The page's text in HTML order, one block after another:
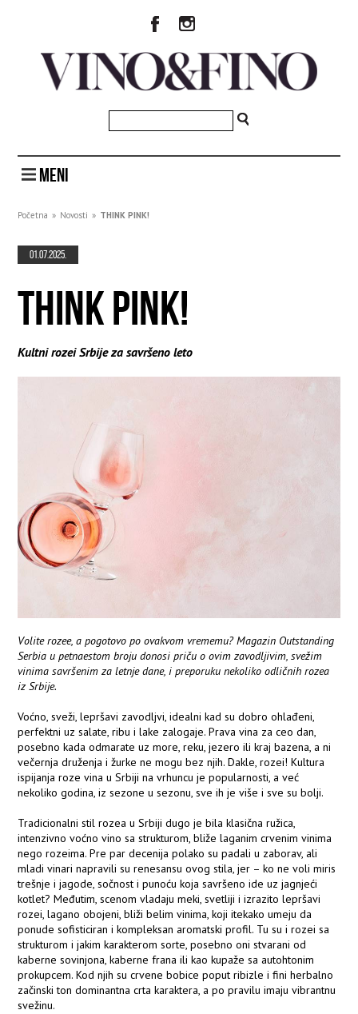
MENI
Početna » Novosti » THINK PINK!
01.07.2025.
THINK PINK!
Kultni rozei Srbije za savršeno leto
Volite rozee, a pogotovo po ovakvom vrememu? Magazin Outstanding
Serbia u petnaestom broju donosi priču o ovim zavodljivim, svežim
vinima savršenim za letnje dane, i preporuku nekoliko odličnih rozea
iz Srbije.
Voćno, sveži, lepršavi zavodljvi, idealni kad su dobro ohlađeni,
perfektni uz salate, ribu i lake zalogaje. Prava vina za ceo dan,
posebno kada odmarate uz more, reku, jezero ili kraj bazena, a ni
večernja druženja i žurke ne mogu bez njih. Dakle, rozei! Kultura
ispijanja roze vina u Srbiji na vrhuncu je popularnosti, a već
nekoliko godina, iz sezone u sezonu, sve ih je više i sve su bolji.
Tradicionalni stil rozea u Srbiji dugo je bila klasična ružica,
intenzivno voćno vino sa strukturom, bliže laganim crvenim vinima
nego rozeima. Pre par decenija polako su padali u zaborav, ali
mladi vinari napravili su renesansu ovog stila, jer – ko ne voli miris
trešnje i jagode, sočnost i punoću koja savršeno ide uz jagnjeći
kotlet? Međutim, scenom vladaju meki, svetliji i izrazito lepršavi
rozei, lagano obojeni, bliži belim vinima, koji itekako umeju da
ponude sofisticiran i kompleksan aromatski profil. Tu su i rozei sa
strukturom i jakim karakterom sorte, posebno oni stvarani od
kaberne sovinjona, kaberne frana ili kao kupaže sa autohtonim
prokupcem. Kod njih su crvene bobice poput ribizle i fini herbalno
začinski ton dominantna crta karaktera, a po pravilu imaju vibrantnu
svežinu.